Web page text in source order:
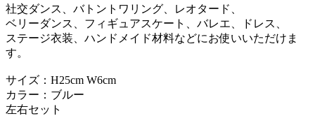
社交ダンス、バトントワリング、レオタード、
ベリーダンス、フィギュアスケート、バレエ、ドレス、
ステージ衣装、ハンドメイド材料などにお使いいただけま
す。
サイズ：H25cm W6cm
カラー：ブルー
左右セット